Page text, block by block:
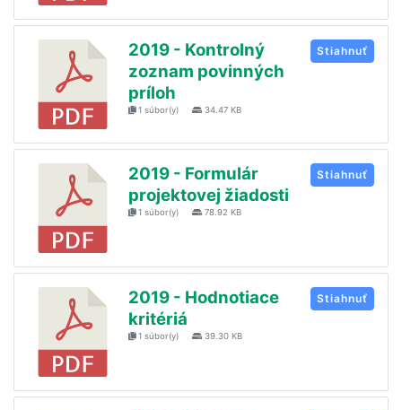
2019 - Kontrolný
zoznam povinných
príloh
1 súbor(y) 34.47 KB
Stiahnuť
2019 - Formulár
projektovej žiadosti
1 súbor(y) 78.92 KB
Stiahnuť
2019 - Hodnotiace
kritériá
1 súbor(y) 39.30 KB
Stiahnuť